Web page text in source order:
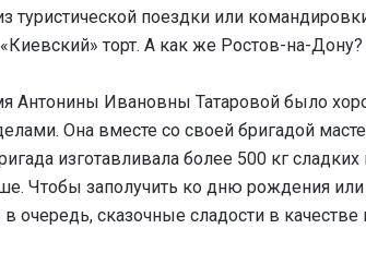
туристической поездки или
торт. А как же Ростов-на-
Антонины Ивановны Татаровой было
Она вместе со своей бригадой
изготавливала более 500 кг
Чтобы заполучить ко дню рождения или
очередь, сказочные сладости в